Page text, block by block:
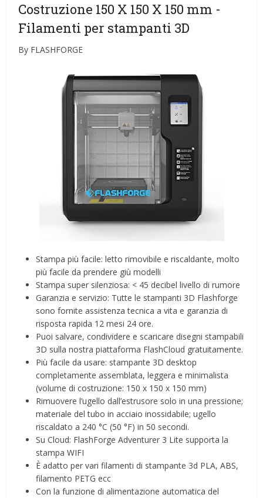
Costruzione 150 X 150 X 150 mm -
Filamenti per stampanti 3D
By FLASHFORGE
Stampa più facile: letto rimovibile e riscaldante, molto
più facile da prendere giù modelli
Stampa super silenziosa: < 45 decibel livello di rumore
Garanzia e servizio: Tutte le stampanti 3D Flashforge
sono fornite assistenza tecnica a vita e garanzia di
risposta rapida 12 mesi 24 ore.
Puoi salvare, condividere e scaricare disegni stampabili
3D sulla nostra piattaforma FlashCloud gratuitamente.
Più facile da usare: stampante 3D desktop
completamente assemblata, leggera e minimalista
(volume di costruzione: 150 x 150 x 150 mm)
Rimuovere l’ugello dall’estrusore solo in una pressione;
materiale del tubo in acciaio inossidabile; ugello
riscaldato a 240 °C (50 °F) in 50 secondi.
Su Cloud: FlashForge Adventurer 3 Lite supporta la
stampa WIFI
È adatto per vari filamenti di stampante 3d PLA, ABS,
filamento PETG ecc
Con la funzione di alimentazione automatica del